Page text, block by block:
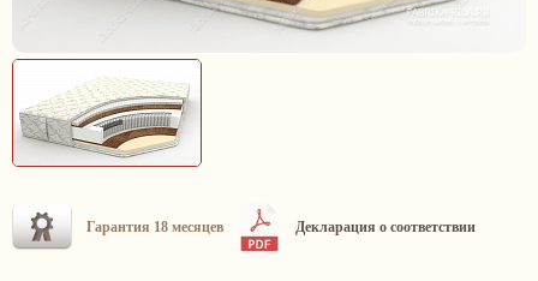
Гарантия 18 месяцев Декларация о соответствии